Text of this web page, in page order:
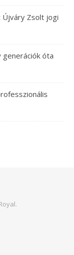
Újváry Zsolt jogi
generációk óta
.